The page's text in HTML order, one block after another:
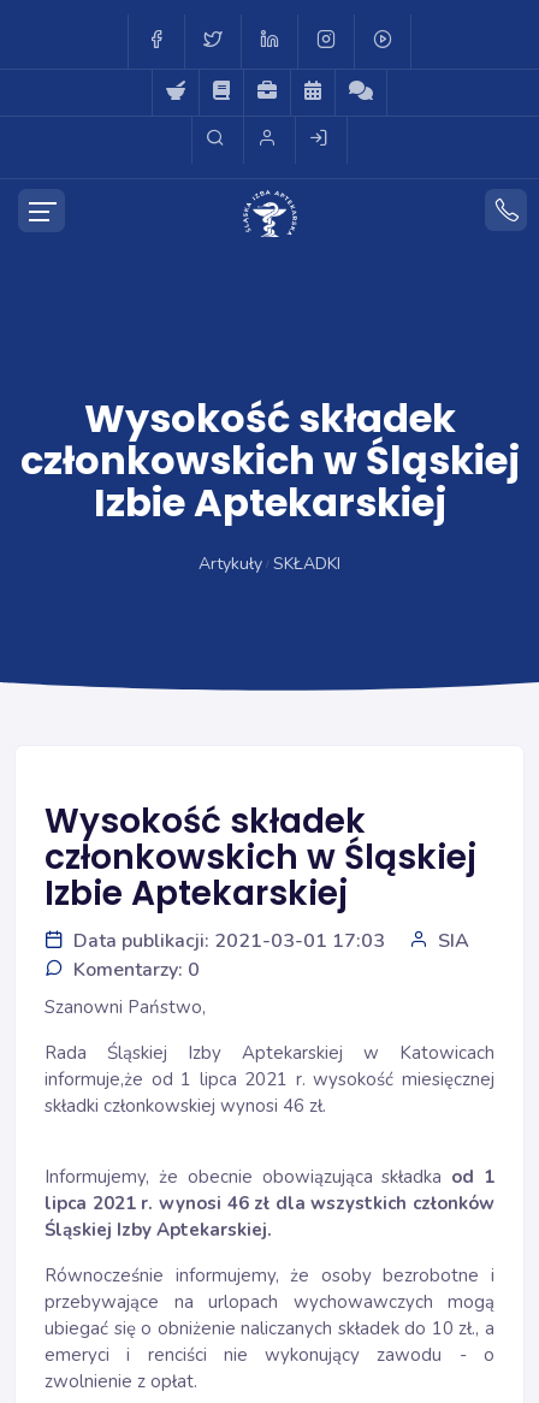
Wysokość składek
członkowskich w Śląskiej
Izbie Aptekarskiej
Artykuły SKŁADKI
Wysokość składek
członkowskich w Śląskiej
Izbie Aptekarskiej
Data publikacji: 2021-03-01 17:03
SIA
Komentarzy: 0
Szanowni Państwo,
Rada Śląskiej Izby Aptekarskiej w Katowicach
informuje,że od 1 lipca 2021 r. wysokość miesięcznej
składki członkowskiej wynosi 46 zł.
Informujemy, że obecnie obowiązująca składka od 1
lipca 2021 r. wynosi 46 zł dla wszystkich członków
Śląskiej Izby Aptekarskiej.
Równocześnie informujemy, że osoby bezrobotne i
przebywające na urlopach wychowawczych mogą
ubiegać się o obniżenie naliczanych składek do 10 zł., a
emeryci i renciści nie wykonujący zawodu - o
zwolnienie z opłat.